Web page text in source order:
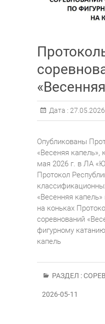
Дата : 27.05.2026
Опубликованы
«Весеняя капель»,
мая 2026 г. в ЛА
Протокол
«Весенняя
на коньках
соревнований
фигурному
капель
РАЗДЕЛ :
2026-05-11